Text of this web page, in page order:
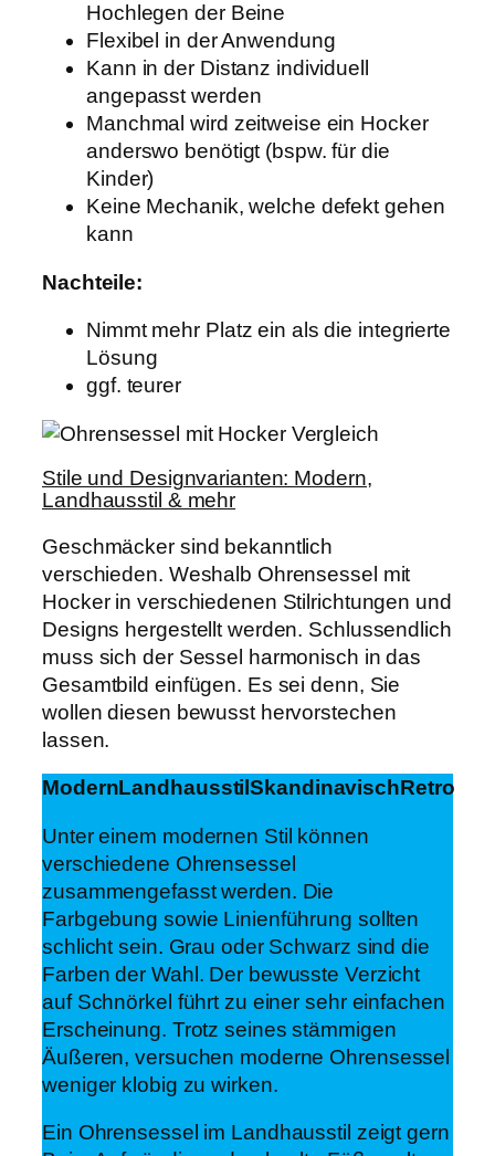
Hochlegen der Beine
Flexibel in der Anwendung
Kann in der Distanz individuell
angepasst werden
Manchmal wird zeitweise ein Hocker
anderswo benötigt (bspw. für die
Kinder)
Keine Mechanik, welche defekt gehen
kann
Nachteile:
Nimmt mehr Platz ein als die integrierte
Lösung
ggf. teurer
Stile und Designvarianten: Modern,
Landhausstil & mehr
Geschmäcker sind bekanntlich
verschieden. Weshalb Ohrensessel mit
Hocker in verschiedenen Stilrichtungen und
Designs hergestellt werden. Schlussendlich
muss sich der Sessel harmonisch in das
Gesamtbild einfügen. Es sei denn, Sie
wollen diesen bewusst hervorstechen
lassen.
ModernLandhausstilSkandinavischRetro
Unter einem modernen Stil können
verschiedene Ohrensessel
zusammengefasst werden. Die
Farbgebung sowie Linienführung sollten
schlicht sein. Grau oder Schwarz sind die
Farben der Wahl. Der bewusste Verzicht
auf Schnörkel führt zu einer sehr einfachen
Erscheinung. Trotz seines stämmigen
Äußeren, versuchen moderne Ohrensessel
weniger klobig zu wirken.
Ein Ohrensessel im Landhausstil zeigt gern